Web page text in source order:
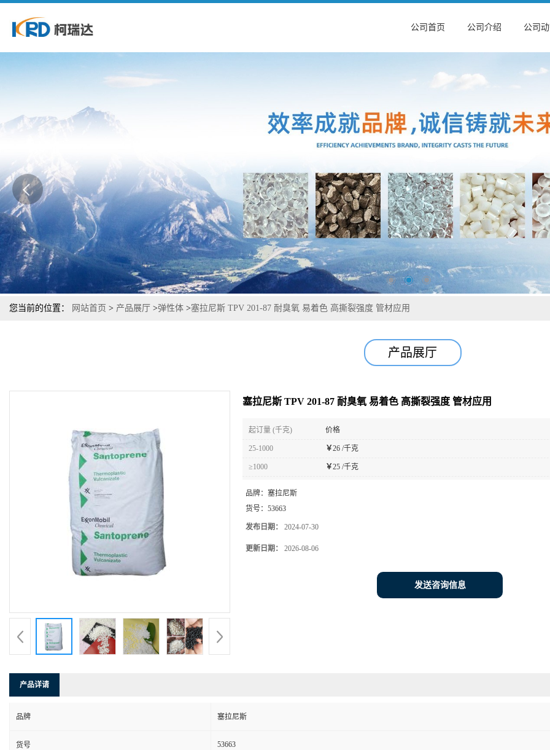
公司首页 公司介绍 公司
您当前的位置： 网站首页 > 产品展厅 >弹性体 >塞拉尼斯 TPV 201-87 耐臭氧 易着色 高撕裂强度 管材应用
产品展厅
塞拉尼斯 TPV 201-87 耐臭氧 易着色 高撕裂强度 管材应用
起订量 (千克) 价格
25-1000 ￥26 /千克
≥1000 ￥25 /千克
品牌： 塞拉尼斯
货号： 53663
发布日期： 2024-07-30
更新日期： 2026-08-06
发送咨询信息
产品详请
品牌 塞拉尼斯
货号 53663